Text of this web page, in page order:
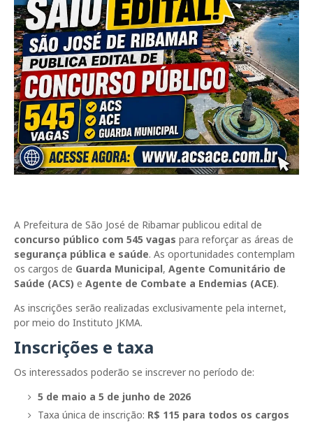
A Prefeitura de São José de Ribamar publicou edital de
concurso público com 545 vagas para reforçar as áreas de
segurança pública e saúde. As oportunidades contemplam
os cargos de Guarda Municipal, Agente Comunitário de
Saúde (ACS) e Agente de Combate a Endemias (ACE).
As inscrições serão realizadas exclusivamente pela internet,
por meio do Instituto JKMA.
Inscrições e taxa
Os interessados poderão se inscrever no período de:
5 de maio a 5 de junho de 2026
Taxa única de inscrição: R$ 115 para todos os cargos